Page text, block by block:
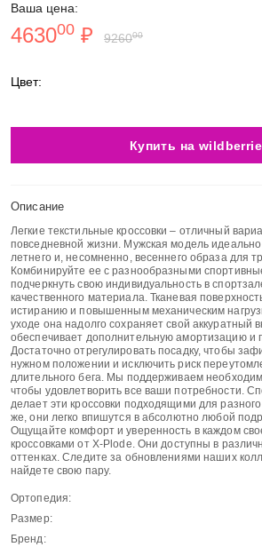
Ваша цена:
463000 ₽ 926000
Цвет:
Купить на
Описание
Легкие текстильные кроссовки – отличный
повседневной жизни. Мужская модель
летнего и, несомненно, весеннего образа для
Комбинируйте ее с разнообразными
подчеркнуть свою индивидуальность в
качественного материала. Тканевая
истиранию и повышенным механическим
уходе она надолго сохраняет свой
обеспечивает дополнительную амортизацию и
Достаточно отрегулировать посадку, чтобы
нужном положении и исключить риск
длительного бега. Мы поддерживаем
чтобы удовлетворить все ваши потребности.
делает эти кроссовки подходящими для
же, они легко впишутся в абсолютно любой
Ощущайте комфорт и уверенность в каждом
кроссовками от X-Plode. Они доступны в
оттенках. Следите за обновлениями наших
найдете свою пару.
Ортопедия:
Размер:
Бренд: